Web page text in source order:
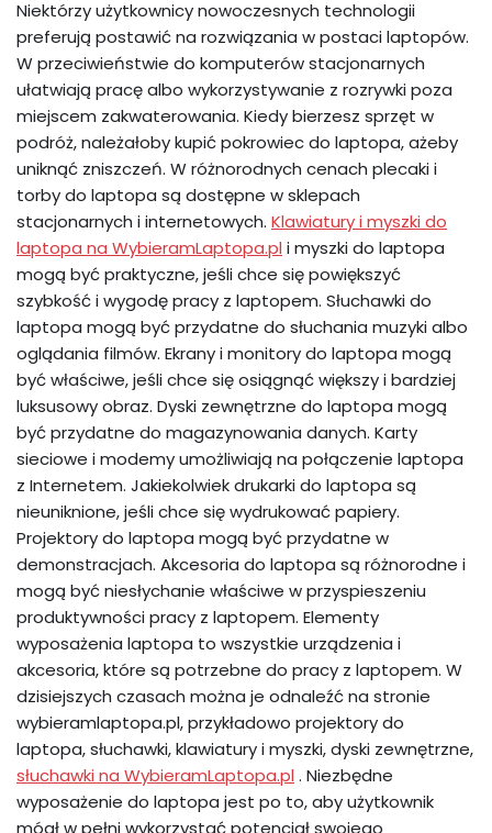
Niektórzy użytkownicy nowoczesnych technologii
preferują postawić na rozwiązania w postaci laptopów.
W przeciwieństwie do komputerów stacjonarnych
ułatwiają pracę albo wykorzystywanie z rozrywki poza
miejscem zakwaterowania. Kiedy bierzesz sprzęt w
podróż, należałoby kupić pokrowiec do laptopa, ażeby
uniknąć zniszczeń. W różnorodnych cenach plecaki i
torby do laptopa są dostępne w sklepach
stacjonarnych i internetowych. Klawiatury i myszki do
laptopa na WybieramLaptopa.pl i myszki do laptopa
mogą być praktyczne, jeśli chce się powiększyć
szybkość i wygodę pracy z laptopem. Słuchawki do
laptopa mogą być przydatne do słuchania muzyki albo
oglądania filmów. Ekrany i monitory do laptopa mogą
być właściwe, jeśli chce się osiągnąć większy i bardziej
luksusowy obraz. Dyski zewnętrzne do laptopa mogą
być przydatne do magazynowania danych. Karty
sieciowe i modemy umożliwiają na połączenie laptopa
z Internetem. Jakiekolwiek drukarki do laptopa są
nieuniknione, jeśli chce się wydrukować papiery.
Projektory do laptopa mogą być przydatne w
demonstracjach. Akcesoria do laptopa są różnorodne i
mogą być niesłychanie właściwe w przyspieszeniu
produktywności pracy z laptopem. Elementy
wyposażenia laptopa to wszystkie urządzenia i
akcesoria, które są potrzebne do pracy z laptopem. W
dzisiejszych czasach można je odnaleźć na stronie
wybieramlaptopa.pl, przykładowo projektory do
laptopa, słuchawki, klawiatury i myszki, dyski zewnętrzne,
słuchawki na WybieramLaptopa.pl . Niezbędne
wyposażenie do laptopa jest po to, aby użytkownik
mógł w pełni wykorzystać potencjał swojego